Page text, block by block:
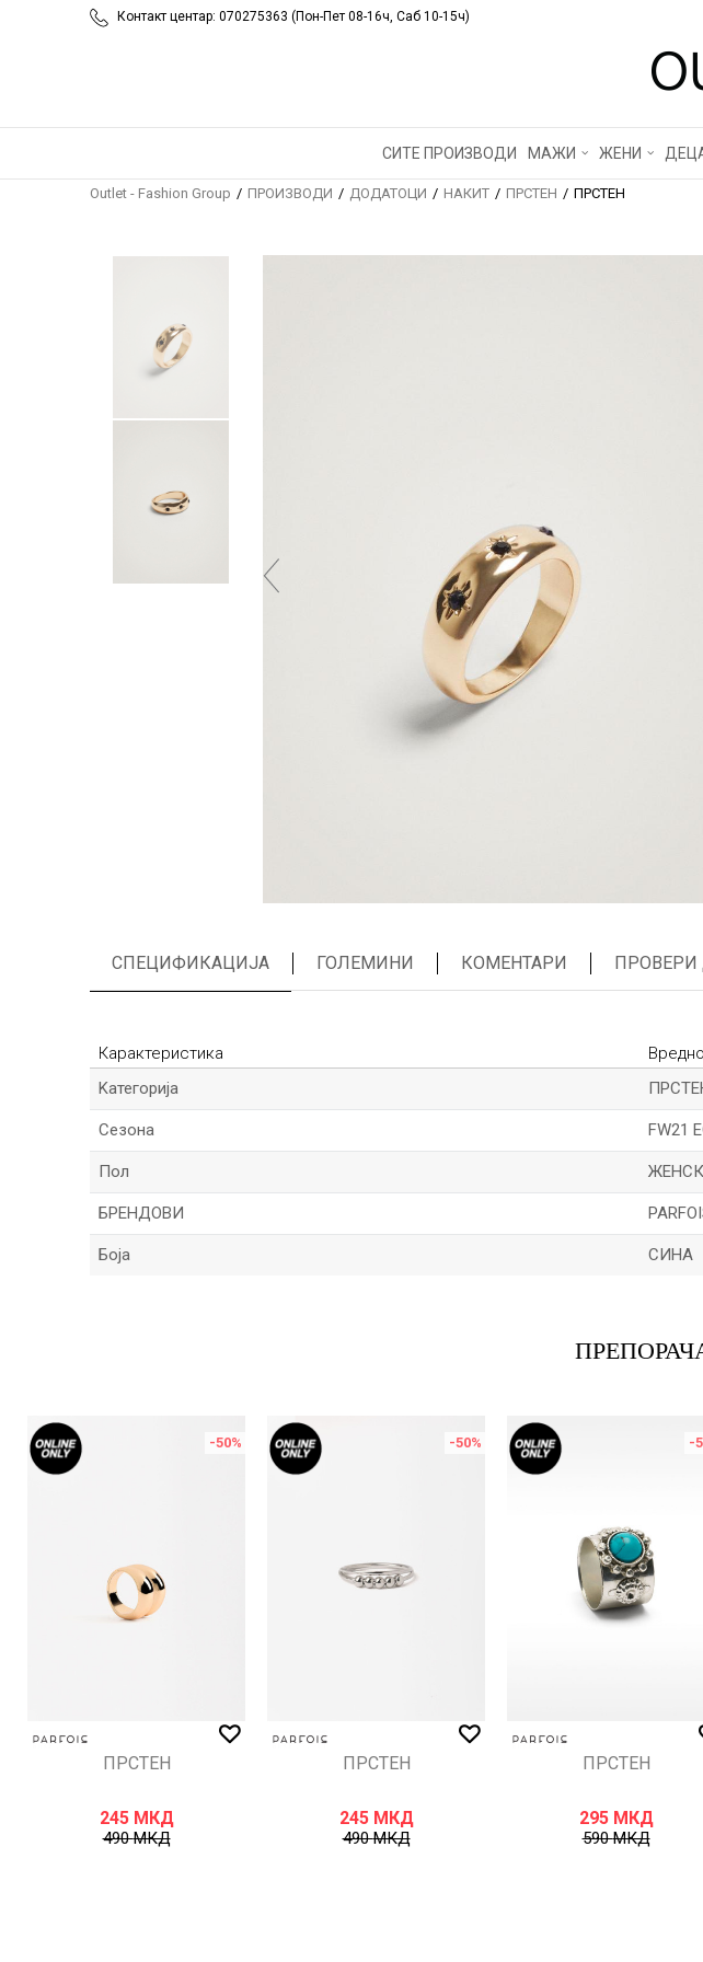
Контакт центар: 070275363 (Пон-Пет 08-16ч, Саб 10-15ч)
СИТЕ ПРОИЗВОДИ МАЖИ ЖЕНИ
Outlet - Fashion Group ПРОИЗВОДИ ДОДАТОЦИ НАКИТ ПРСТЕН ПРСТЕН
СПЕЦИФИКАЦИЈА ГОЛЕМИНИ КОМЕНТАРИ ПРОВЕРИ
Карактеристика
Kатегорија
Сезона FW21
Пол
БРЕНДОВИ
Боја СИНА
ИСПРАТИ
-50%
ПРСТЕН
245 МКД
490МКД
-50%
ПРСТЕН
245 МКД
490МКД
-
ПРСТЕН
295 МКД
590МКД